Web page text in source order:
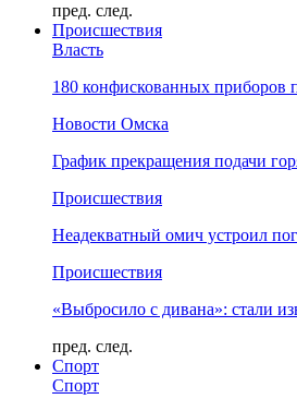
пред. след.
Происшествия
Власть
180 конфискованных
Новости Омска
График прекращения подачи
Происшествия
Неадекватный омич устроил
Происшествия
«Выбросило с дивана»: стали
пред. след.
Спорт
Спорт